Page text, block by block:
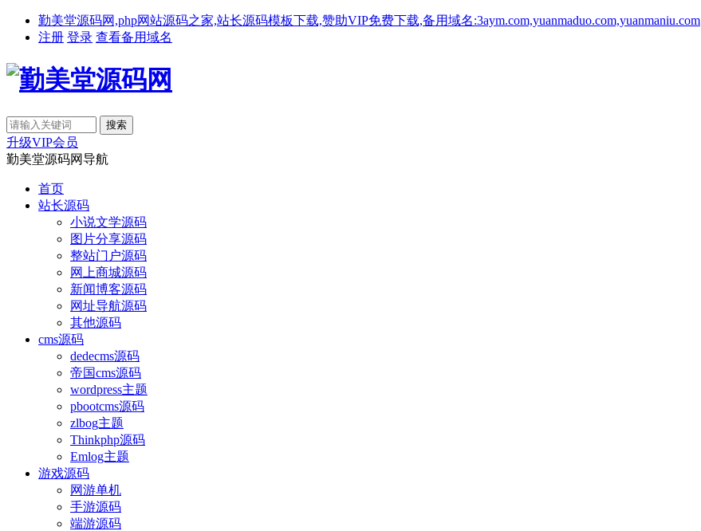
勤美堂源码网,php网站源码之家,站长源码模板下载,赞助VIP免费下载,备用域名:3aym.com,yuanmaduo.com,yuanmaniu.com
注册 登录 查看备用域名
升级VIP会员
勤美堂源码网导航
首页
站长源码
小说文学源码
图片分享源码
整站门户源码
网上商城源码
新闻博客源码
网址导航源码
其他源码
cms源码
dedecms源码
帝国cms源码
wordpress主题
pbootcms源码
zlbog主题
Thinkphp源码
Emlog主题
游戏源码
网游单机
手游源码
端游源码